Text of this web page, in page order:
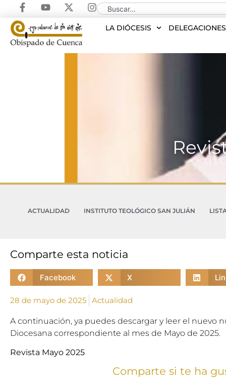
LA DIÓCESIS DELEGACIONES
ACTUALIDAD INSTITUTO TEOLÓGICO SAN JULIÁN
Comparte esta noticia
Facebook X
28 de mayo de 2025 Actualidad
A continuación, ya puedes descargar y leer el nuevo
Diocesana correspondiente al mes de Mayo de 2025.
Revista Mayo 2025
Comparte si te ha